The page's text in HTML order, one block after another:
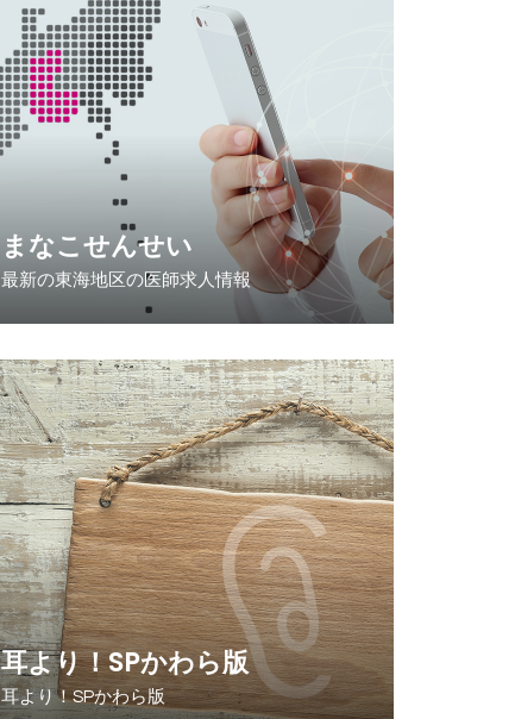
まなこせんせい
最新の東海地区の医師求人情報
耳より！SPかわら版
耳より！SPかわら版